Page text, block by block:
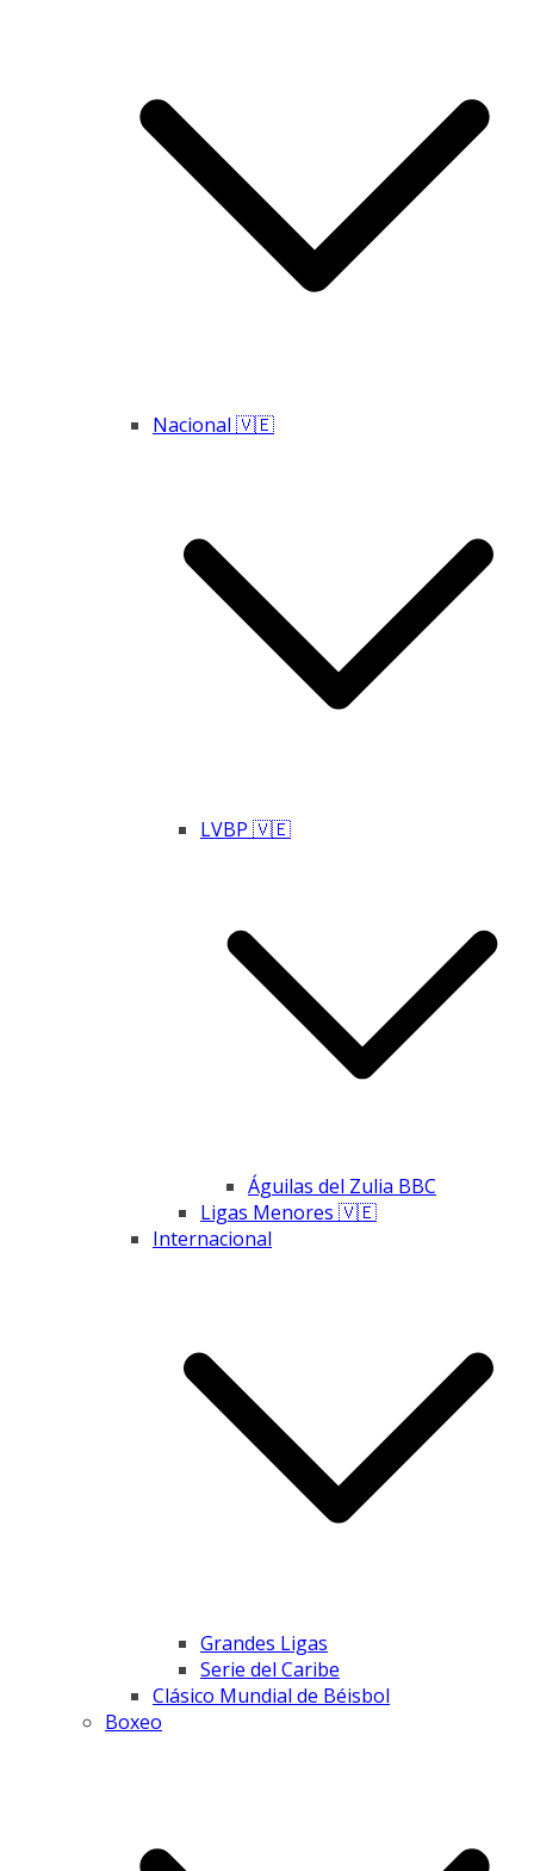
Nacional 🇻🇪
LVBP 🇻🇪
Águilas del Zulia BBC
Ligas Menores 🇻🇪
Internacional
Grandes Ligas
Serie del Caribe
Clásico Mundial de Béisbol
Boxeo